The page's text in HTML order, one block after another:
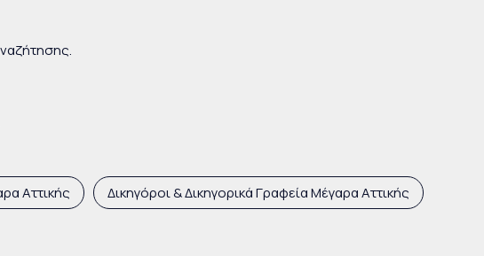
Αττικής Δικηγόροι & Δικηγορικά Γραφεία Μέγαρα Αττικής